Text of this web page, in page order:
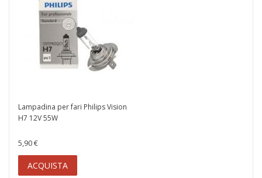
Lampadina per fari Philips Vision
H7 12V 55W
5,90 €
ACQUISTA